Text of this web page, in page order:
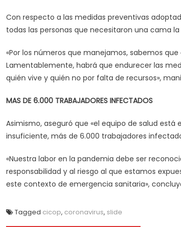
Con respecto a las medidas preventivas
todas las personas que necesitaron una cama
«Por los números que manejamos, sabemos
Lamentablemente, habrá que endurecer las
quién vive y quién no por falta de recursos»,
MAS DE 6.000 TRABAJADORES INFECTADOS
Asimismo, aseguró que «el equipo de salud
insuficiente, más de 6.000 trabajadores
«Nuestra labor en la pandemia debe ser
responsabilidad y al riesgo al que estamos
este contexto de emergencia sanitaria»,
Tagged cicop, coronavirus, slide